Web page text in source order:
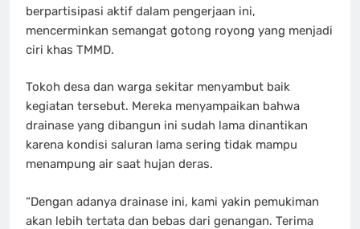
berpartisipasi aktif dalam pengerjaan ini,
mencerminkan semangat gotong royong yang menjadi
ciri khas TMMD.
Tokoh desa dan warga sekitar menyambut baik
kegiatan tersebut. Mereka menyampaikan bahwa
drainase yang dibangun ini sudah lama dinantikan
karena kondisi saluran lama sering tidak mampu
menampung air saat hujan deras.
“Dengan adanya drainase ini, kami yakin pemukiman
akan lebih tertata dan bebas dari genangan. Terima